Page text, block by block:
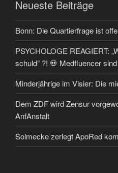
Neueste Beiträge
Bonn: Die Quartierfrage ist
PSYCHOLOGE REAGIERT:
schuld” ?! 💀 Medfluencer
Minderjährige im Visier: Die
Dem ZDF wird Zensur
AnfAnstalt
Solmecke zerlegt ApoRed